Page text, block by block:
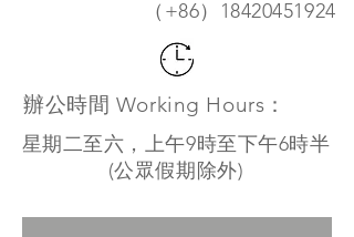
（+86）18420451924
辦公時間 Working Hours：
星期二至六，上午9時至下午6時半
(公眾假期除外)